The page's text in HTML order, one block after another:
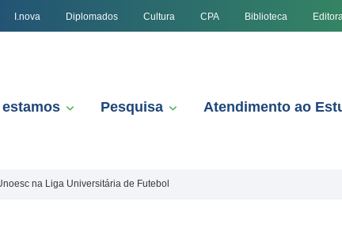
I.nova Diplomados Cultura CPA Biblioteca Editora
Pesquisa Atendimento ao
na Liga Universitária de Futebol